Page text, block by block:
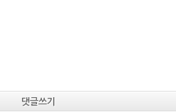
댓글쓰기